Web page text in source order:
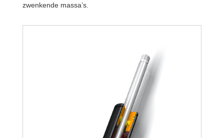
zwenkende massa’s.